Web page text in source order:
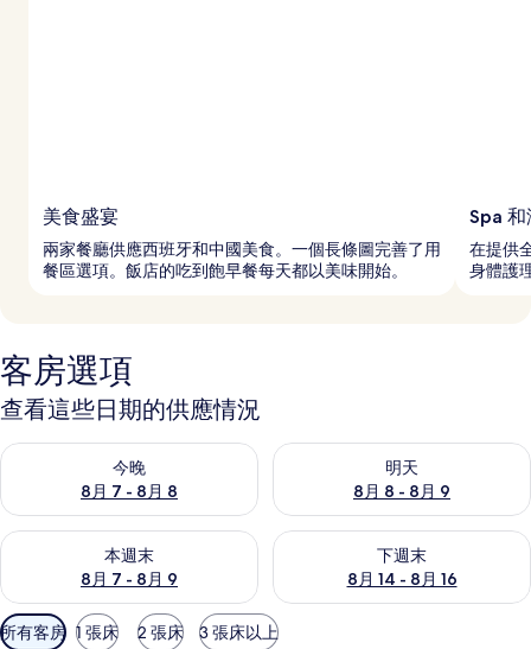
美食盛宴
兩家餐廳供應西班牙和中國美食。一個長條圖完善了用
餐區選項。飯店的吃到飽早餐每天都以美味開始。
Spa
在提供
身體護
客房選項
查看這些日期的供應情況
今晚
8月 7 - 8月 8
查看今晚 (8月 7 - 8月 8) 的供應情況
明天
8月 8 - 8月 9
查看明天 (8月 8 - 8月 9) 的供
本週末
8月 7 - 8月 9
查看本週末 (8月 7 - 8月 9) 的供應情況
下週末
8月 14 - 8月 16
查看下週末 (8月 14 - 8月 16)
可
所有客房 1 張床 2 張床 3 張床以上